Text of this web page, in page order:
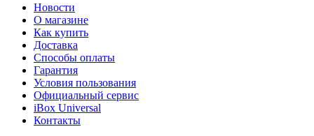
Новости
О магазине
Как купить
Доставка
Способы оплаты
Гарантия
Условия пользования
Официальный сервис
iBox Universal
Контакты